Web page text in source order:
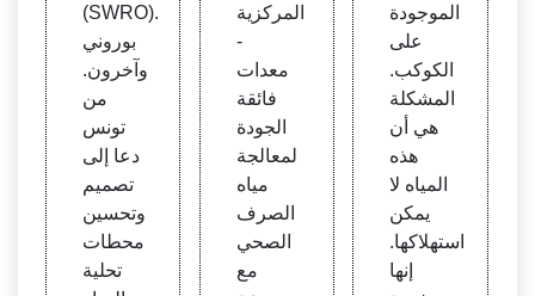
(SWRO).
بوروني
وآخرون.
من
تونس
دعا إلى
تصميم
وتحسين
محطات
تحلية
المركزية
-
معدات
فائقة
الجودة
لمعالجة
مياه
الصرف
الصحي
مع
الموجودة
على
الكوكب.
المشكلة
هي أن
هذه
المياه لا
يمكن
استهلاكها.
إنها